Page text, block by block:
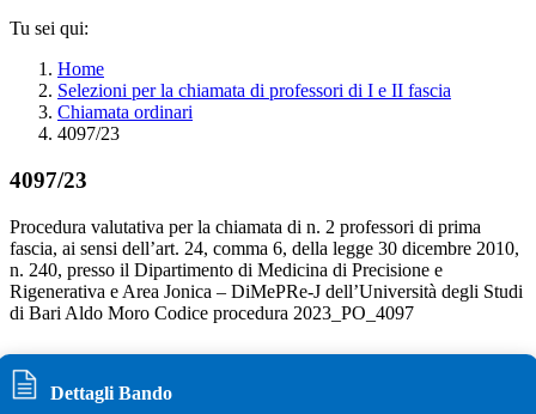
Tu sei qui:
Home
Selezioni per la chiamata di professori di I e II fascia
Chiamata ordinari
4097/23
4097/23
Procedura valutativa per la chiamata di n. 2 professori di prima
fascia, ai sensi dell’art. 24, comma 6, della legge 30 dicembre 2010,
n. 240, presso il Dipartimento di Medicina di Precisione e
Rigenerativa e Area Jonica – DiMePRe-J dell’Università degli Studi
di Bari Aldo Moro Codice procedura 2023_PO_4097
Dettagli Bando